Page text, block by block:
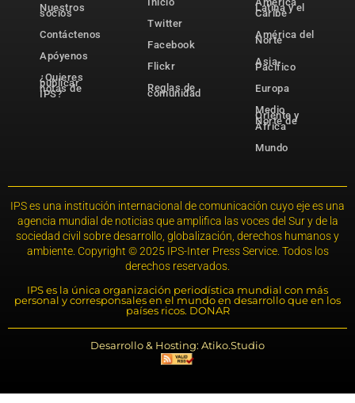
Nuestros
socios
Contáctenos
Apóyenos
¿Quieres
publicar
notas de
IPS?
Twitter
Facebook
Flickr
Reglas de
comunidad
Latina y el
Caribe
América del
Norte
Asia-
Pacífico
Europa
Medio
Oriente y
Norte de
África
Mundo
IPS es una institución internacional de comunicación cuyo eje es una
agencia mundial de noticias que amplifica las voces del Sur y de la
sociedad civil sobre desarrollo, globalización, derechos humanos y
ambiente. Copyright © 2025 IPS-Inter Press Service. Todos los
derechos reservados.
IPS es la única organización periodística mundial con más
personal y corresponsales en el mundo en desarrollo que en los
países ricos. DONAR
Desarrollo & Hosting: Atiko.Studio